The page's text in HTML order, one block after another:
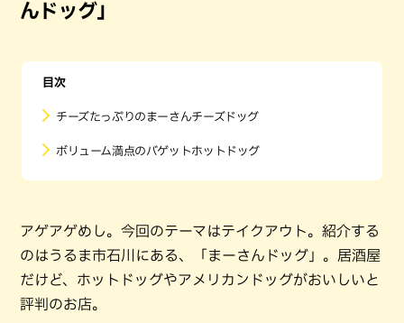
んドッグ」
目次
チーズたっぷりのまーさんチーズドッグ
ボリューム満点のバゲットホットドッグ
アゲアゲめし。今回のテーマはテイクアウト。紹介する
のはうるま市石川にある、「まーさんドッグ」。居酒屋
だけど、ホットドッグやアメリカンドッグがおいしいと
評判のお店。